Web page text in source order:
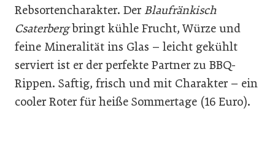
Rebsortencharakter. Der Blaufränkisch
Csaterbergbringt kühle Frucht, Würze und
feine Mineralität ins Glas – leicht gekühlt
serviert ist er der perfekte Partner zu BBQ-
Rippen. Saftig, frisch und mit Charakter – ein
cooler Roter für heiße Sommertage (16 Euro).